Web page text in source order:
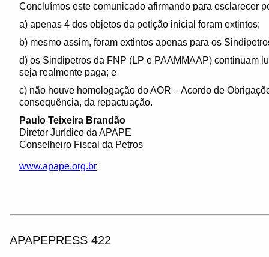
Concluímos este comunicado afirmando para esclarecer
a) apenas 4 dos objetos da petição inicial foram extintos;
b) mesmo assim, foram extintos apenas para os
d) os Sindipetros da FNP (LP e PAAMMAAP) continuam
seja realmente paga; e
c) não houve homologação do AOR – Acordo de
consequência, da repactuação.
Paulo Teixeira Brandão
Diretor Jurídico da APAPE
Conselheiro Fiscal da Petros
www.apape.org.br
APAPEPRESS 422